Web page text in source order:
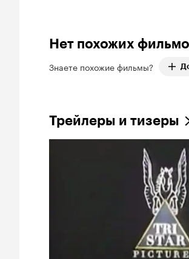
Нет похожих
Знаете похожие фильмы?
Трейлеры и тизеры